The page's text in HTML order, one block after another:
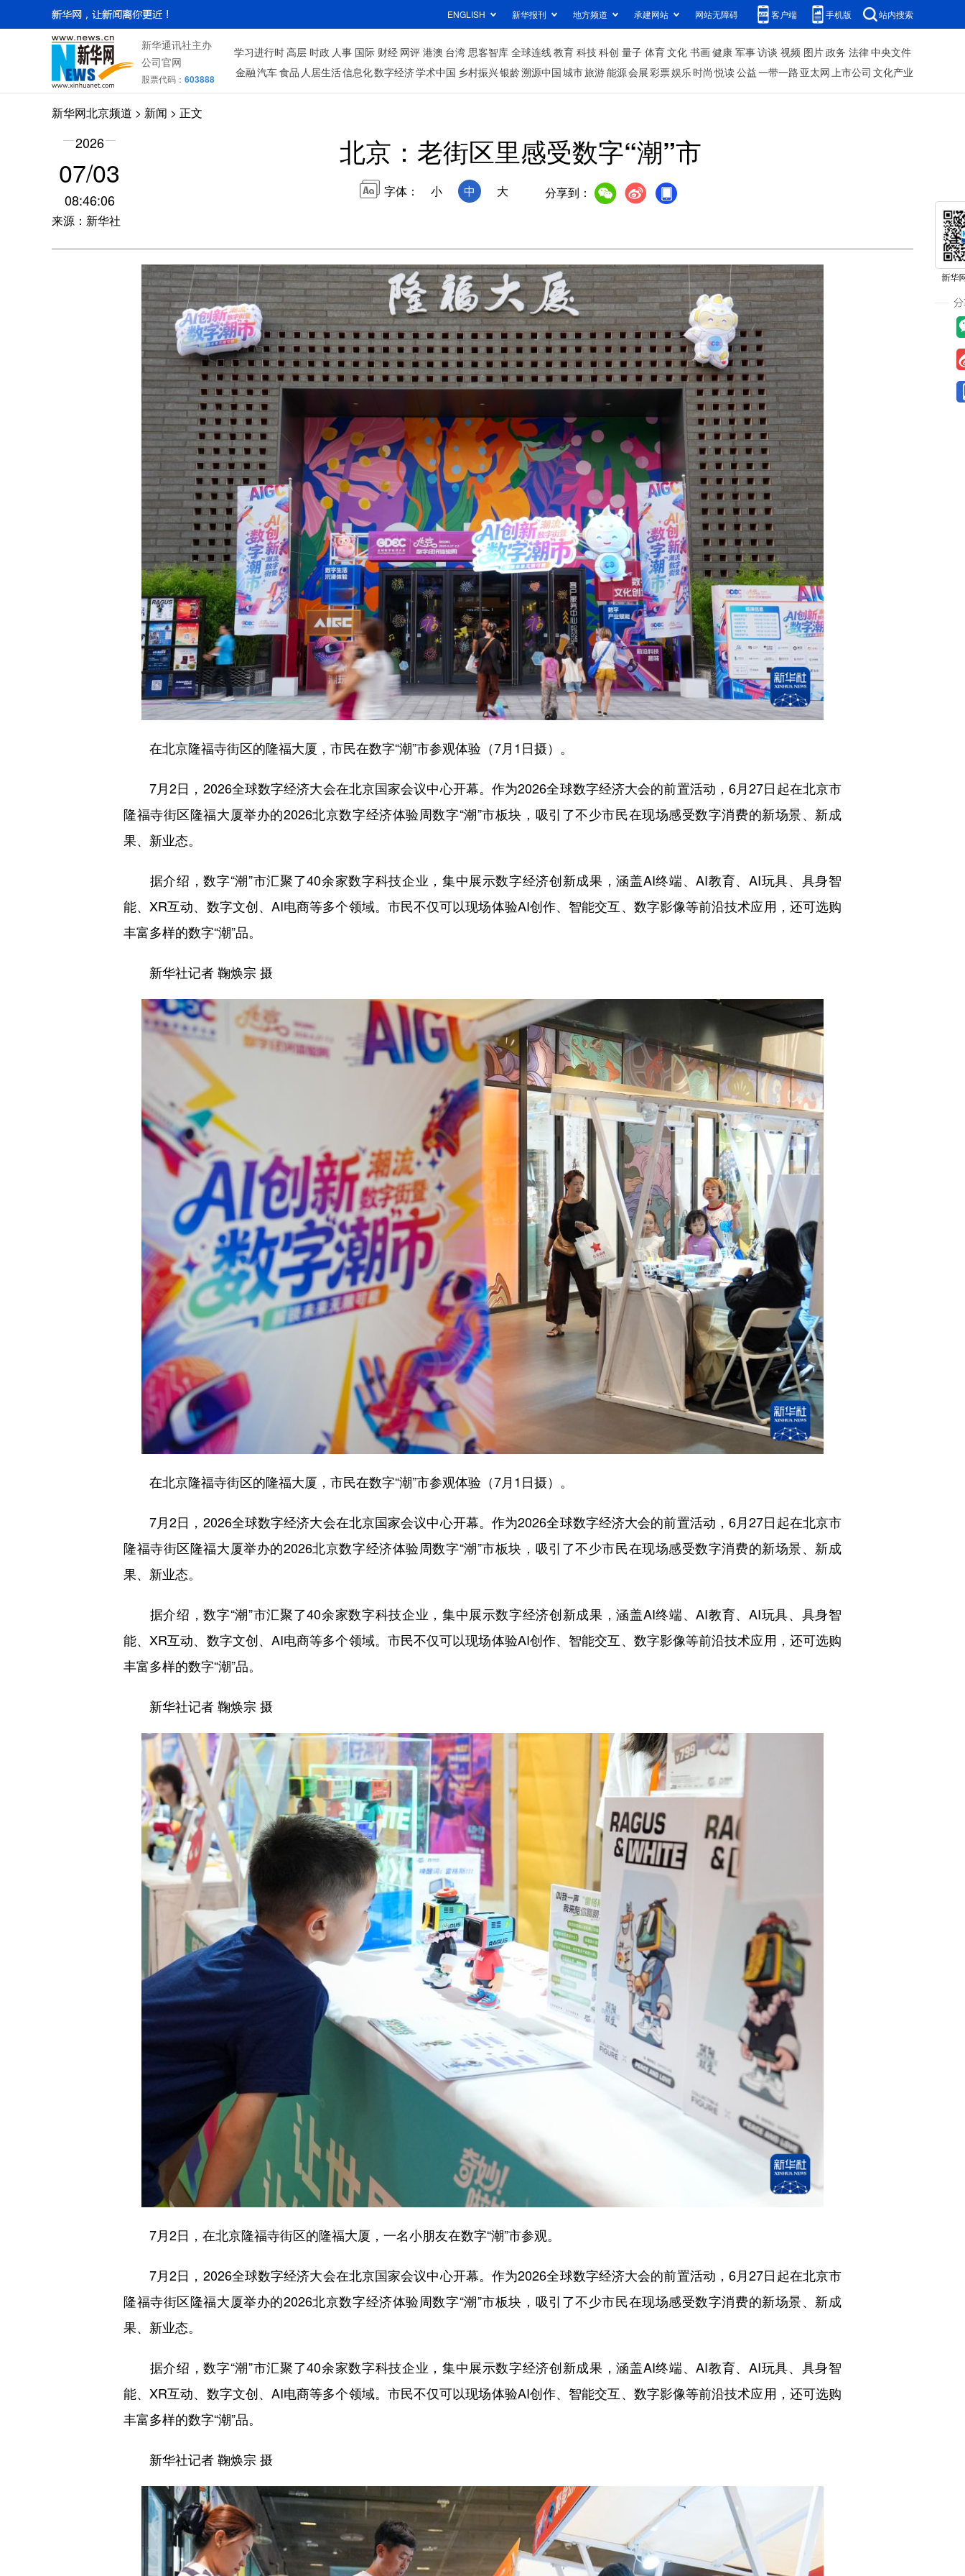
ENGLISH 新华报刊 地方频道 承建网站 网站无障碍 客户端 手机版 站内搜索
新华通讯社主办
公司官网
股票代码： 603888
学习进行时高层 时政 人事 国际 财经 网评 港澳 台湾 思客智库 全球连线教育 科技科创 量子 体育文化 书画健康 军事访谈 视频 图片政务 法律中央文件
金融汽车食品 人居生活信息化数字经济学术中国 乡村振兴银龄溯源中国城市旅游能源会展彩票娱乐时尚 悦读公益一带一路 亚太网上市公司 文化产业
新华网北京频道 > 新闻 > 正文
2026
07/03
08:46:06
来源：新华社
北京：老街区里感受数字“潮”市
字体： 小 中 大 分享到：
在北京隆福寺街区的隆福大厦，市民在数字“潮”市参观体验（7月1日摄）。
7月2日，2026全球数字经济大会在北京国家会议中心开幕。作为2026全球数字经济大会的前置活动，6月27日起在北京市
隆福寺街区隆福大厦举办的2026北京数字经济体验周数字“潮”市板块，吸引了不少市民在现场感受数字消费的新场景、新成
果、新业态。
据介绍，数字“潮”市汇聚了40余家数字科技企业，集中展示数字经济创新成果，涵盖AI终端、AI教育、AI玩具、具身智
能、XR互动、数字文创、AI电商等多个领域。市民不仅可以现场体验AI创作、智能交互、数字影像等前沿技术应用，还可选购
丰富多样的数字“潮”品。
新华社记者 鞠焕宗 摄
在北京隆福寺街区的隆福大厦，市民在数字“潮”市参观体验（7月1日摄）。
7月2日，2026全球数字经济大会在北京国家会议中心开幕。作为2026全球数字经济大会的前置活动，6月27日起在北京市
隆福寺街区隆福大厦举办的2026北京数字经济体验周数字“潮”市板块，吸引了不少市民在现场感受数字消费的新场景、新成
果、新业态。
据介绍，数字“潮”市汇聚了40余家数字科技企业，集中展示数字经济创新成果，涵盖AI终端、AI教育、AI玩具、具身智
能、XR互动、数字文创、AI电商等多个领域。市民不仅可以现场体验AI创作、智能交互、数字影像等前沿技术应用，还可选购
丰富多样的数字“潮”品。
新华社记者 鞠焕宗 摄
7月2日，在北京隆福寺街区的隆福大厦，一名小朋友在数字“潮”市参观。
7月2日，2026全球数字经济大会在北京国家会议中心开幕。作为2026全球数字经济大会的前置活动，6月27日起在北京市
隆福寺街区隆福大厦举办的2026北京数字经济体验周数字“潮”市板块，吸引了不少市民在现场感受数字消费的新场景、新成
果、新业态。
据介绍，数字“潮”市汇聚了40余家数字科技企业，集中展示数字经济创新成果，涵盖AI终端、AI教育、AI玩具、具身智
能、XR互动、数字文创、AI电商等多个领域。市民不仅可以现场体验AI创作、智能交互、数字影像等前沿技术应用，还可选购
丰富多样的数字“潮”品。
新华社记者 鞠焕宗 摄